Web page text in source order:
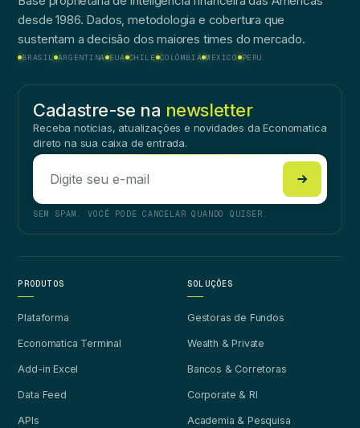
desde 1986. Dados, metodologia e cobertura que
sustentam a decisão dos maiores times do mercado.
BRASIL ARGENTINA EUA CHILE COLÔMBIA MÉXICO PERU
Cadastre-se na newsletter
Receba notícias, atualizações e novidades da Economatica
direto na sua caixa de entrada.
SEM SPAM. VOCÊ PODE CANCELAR QUANDO QUISER.
PRODUTOS
Plataforma
Economatica Terminal
Add-in Excel
Data Feed
APIs
SOLUÇÕES
Gestoras de Fundos
Wealth & Private
Bancos & Corretoras
Corporate & RI
Academia & Pesquisa